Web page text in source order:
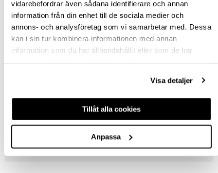
vidarebefordrar även sådana identifierare och annan
information från din enhet till de sociala medier och
annons- och analysföretag som vi samarbetar med. Dessa
kan i sin tur kombinera informationen med annan
information som du har tillhandahållit eller som de har
Visa detaljer
Tillåt alla cookies
Anpassa
Malmö butik Slut i lager
Stockholm butik Slut i lager
Snabba leveranser
Hämta i butik
BESKRIVNING
FRÅGA OM PRODUKT
RECENSIONER